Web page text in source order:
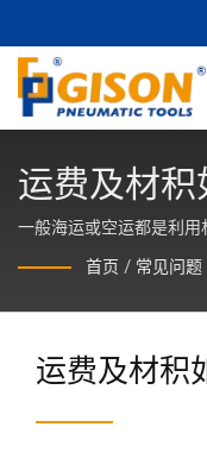
运费及材积
一般海运或空运都是利用
材积或重量选多的来算
费。 所以先把材积算出
首页 / 常见问题
运费及材积